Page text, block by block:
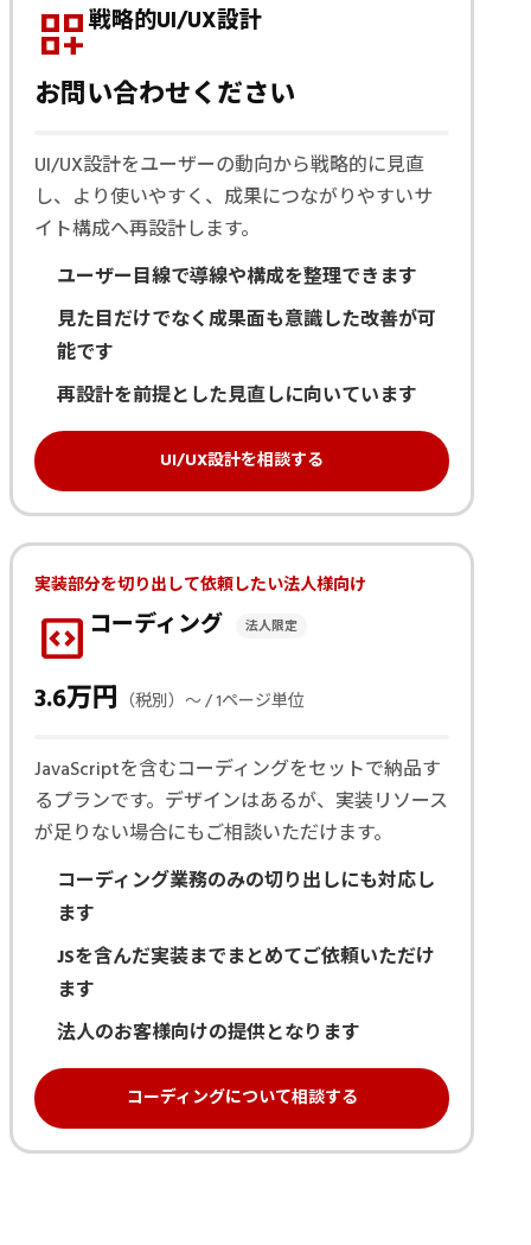
dashboard_customize戦略的UI/UX設計
お問い合わせください
UI/UX設計をユーザーの動向から戦略的に見直
し、より使いやすく、成果につながりやすいサ
イト構成へ再設計します。
ユーザー目線で導線や構成を整理できます
見た目だけでなく成果面も意識した改善が可
能です
再設計を前提とした見直しに向いています
UI/UX設計を相談する
実装部分を切り出して依頼したい法人様向け
code_blocks コーディング 法人限定
3.6万円 （税別）〜 / 1ページ単位
JavaScriptを含むコーディングをセットで納品す
るプランです。デザインはあるが、実装リソース
が足りない場合にもご相談いただけます。
コーディング業務のみの切り出しにも対応し
ます
JSを含んだ実装までまとめてご依頼いただけ
ます
法人のお客様向けの提供となります
コーディングについて相談する